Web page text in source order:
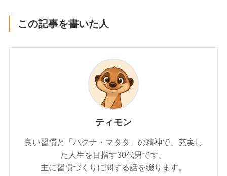
この記事を書いた人
ティモン
良い習慣と「ハクナ・マタタ」の精神で、充実し
た人生を目指す30代男です。
主に習慣づくりに関する話を綴ります。